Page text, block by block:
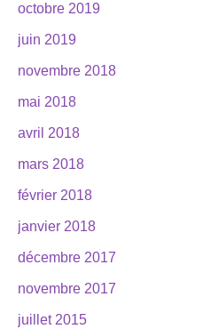
octobre 2019
juin 2019
novembre 2018
mai 2018
avril 2018
mars 2018
février 2018
janvier 2018
décembre 2017
novembre 2017
juillet 2015